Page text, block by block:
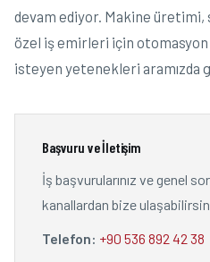
devam ediyor. Makine üretimi,
özel iş emirleri için
isteyen yetenekleri aramızda
Başvuru ve İletişim
İş başvurularınız ve genel
kanallardan bize
Telefon: +90 536 892 42 38